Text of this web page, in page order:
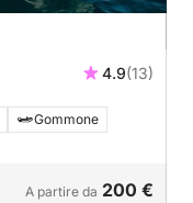
4.9(13)
Gommone
A partire da 200 €